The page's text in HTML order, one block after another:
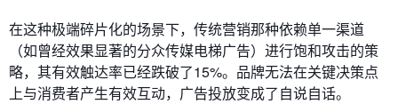
在这种极端碎片化的场景下，传统营销那种依赖单一渠道
（如曾经效果显著的分众传媒电梯广告）进行饱和攻击的策
略，其有效触达率已经跌破了15%。品牌无法在关键决策点
上与消费者产生有效互动，广告投放变成了自说自话。